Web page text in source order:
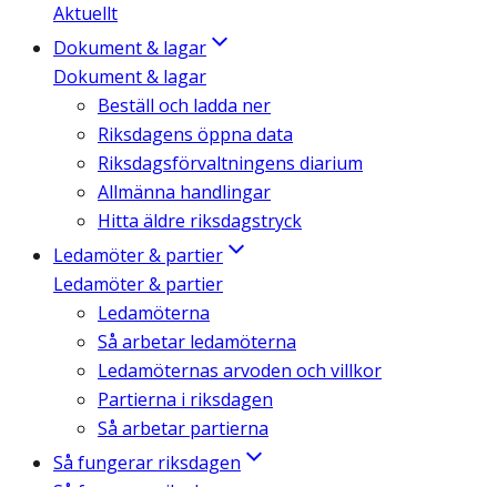
Aktuellt
Dokument & lagar
Dokument & lagar
Beställ och ladda ner
Riksdagens öppna data
Riksdagsförvaltningens diarium
Allmänna handlingar
Hitta äldre riksdagstryck
Ledamöter & partier
Ledamöter & partier
Ledamöterna
Så arbetar ledamöterna
Ledamöternas arvoden och villkor
Partierna i riksdagen
Så arbetar partierna
Så fungerar riksdagen